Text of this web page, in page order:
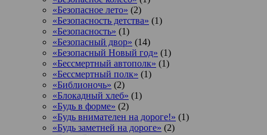
«Безопасное лето» (2)
«Безопасность детства» (1)
«Безопасность» (1)
«Безопасный двор» (14)
«Безопасный Новый год» (1)
«Бессмертный автополк» (1)
«Бессмертный полк» (1)
«Библионочь» (2)
«Блокадный хлеб» (1)
«Будь в форме» (2)
«Будь внимателен на дороге!» (1)
«Будь заметней на дороге» (2)